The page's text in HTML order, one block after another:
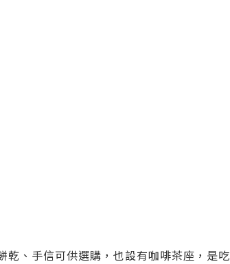
乾、手信可供選購，也設有咖啡茶座，是吃